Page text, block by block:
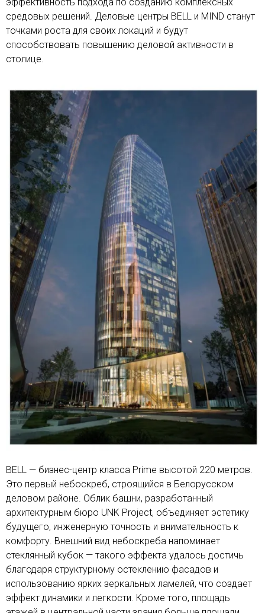
средовых решений. Деловые центры BELL и MIND станут
точками роста для своих локаций и будут
способствовать повышению деловой активности в
столице.
BELL — бизнес-центр класса Prime высотой 220 метров.
Это первый небоскреб, строящийся в Белорусском
деловом районе. Облик башни, разработанный
архитектурным бюро UNK Project, объединяет эстетику
будущего, инженерную точность и внимательность к
комфорту. Внешний вид небоскреба напоминает
стеклянный кубок — такого эффекта удалось достичь
благодаря структурному остеклению фасадов и
использованию ярких зеркальных ламелей, что создает
эффект динамики и легкости. Кроме того, площадь